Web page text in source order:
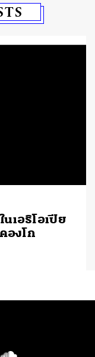
เอธิโอเปีย
องโก